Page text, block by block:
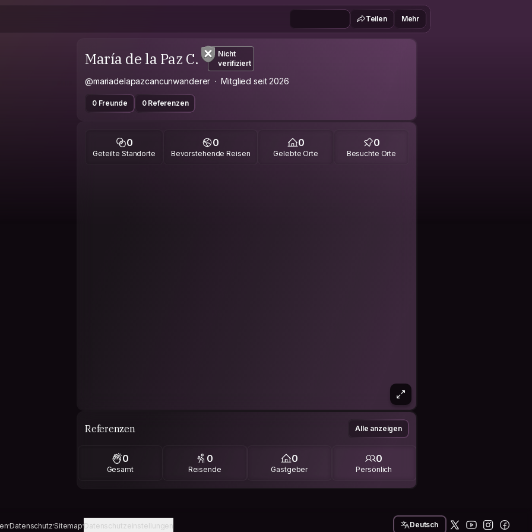
Teilen Mehr
María de la Paz C.
Nicht
verifiziert
@mariadelapazcancunwanderer Mitglied seit 2026
0 Freunde 0 Referenzen
0
Geteilte Standorte
0
Bevorstehende Reisen
0
Gelebte Orte
0
Besuchte Orte
Referenzen Alle anzeigen
0
Gesamt
0
Reisende
0
Gastgeber
0
Persönlich
DatenschutzSitemapDatenschutzeinstellungen Deutsch